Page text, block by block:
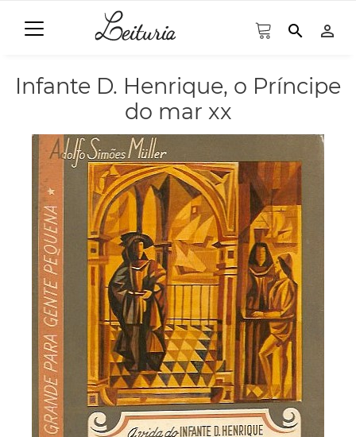
search person_outline
Infante D. Henrique, o Príncipe
do mar xx